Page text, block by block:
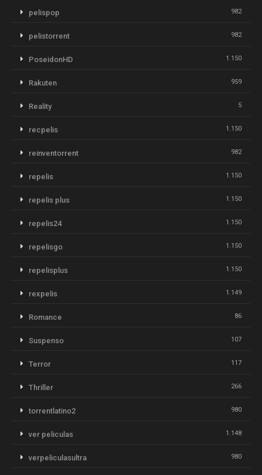
pelispop 982
pelistorrent 982
PoseidonHD 1.150
Rakuten 959
Reality 5
recpelis 1.150
reinventorrent 982
repelis 1.150
repelis plus 1.150
repelis24 1.150
repelisgo 1.150
repelisplus 1.150
rexpelis 1.149
Romance 86
Suspenso 107
Terror 117
Thriller 266
torrentlatino2 980
ver peliculas 1.148
verpeliculasultra 980